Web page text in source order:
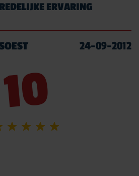
ERVARING
24-09-2012
10